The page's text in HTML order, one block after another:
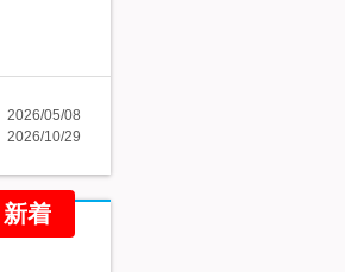
2026/05/08
2026/10/29
新着